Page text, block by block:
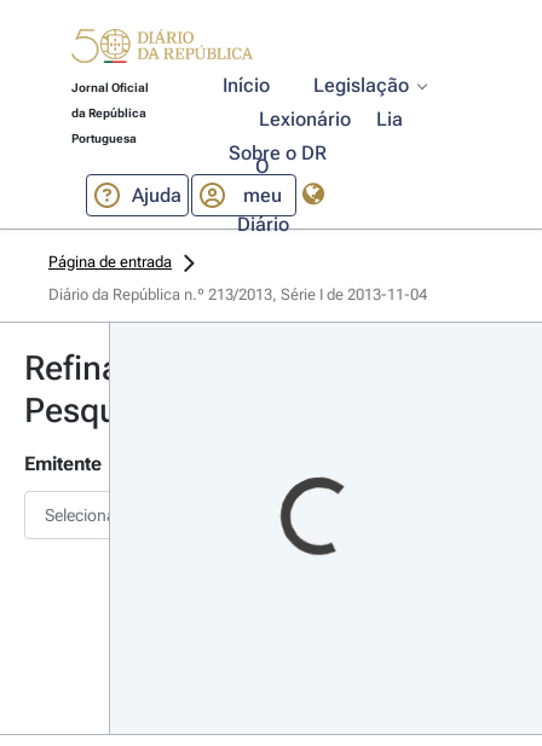
Jornal Oficial
da República
Portuguesa
Início
Legislação
Lexionário
Lia
Sobre o DR
Ajuda
O
meu
Diário
Página de entrada
Diário da República n.º 213/2013, Série I de 2013-11-04
Refinar
Pesquisa
Emitente
Selecionar